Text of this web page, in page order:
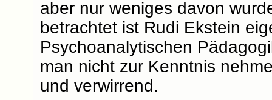
aber nur weniges davon
betrachtet ist Rudi Ekstein
Psychoanalytischen
man nicht zur Kenntnis
und verwirrend.